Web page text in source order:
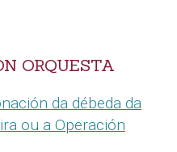
ORQUESTA
da débeda da
ou a Operación